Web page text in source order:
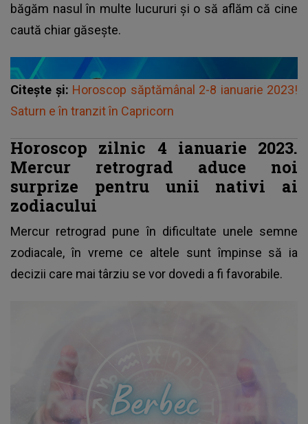
băgăm nasul în multe lucururi și o să aflăm că cine
caută chiar găsește.
Citește și: Horoscop săptămânal 2-8 ianuarie 2023!
Saturn e în tranzit în Capricorn
Horoscop zilnic 4 ianuarie 2023.
Mercur retrograd aduce noi
surprize pentru unii nativi ai
zodiacului
Mercur retrograd pune în dificultate unele semne
zodiacale, în vreme ce altele sunt împinse să ia
decizii care mai târziu se vor dovedi a fi favorabile.